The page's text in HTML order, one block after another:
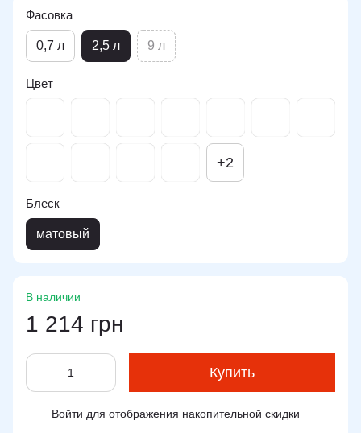
Фасовка
0,7 л 2,5 л 9 л
Цвет
+2
Блеск
матовый
В наличии
1 214 грн
Купить
Войти для отображения накопительной скидки